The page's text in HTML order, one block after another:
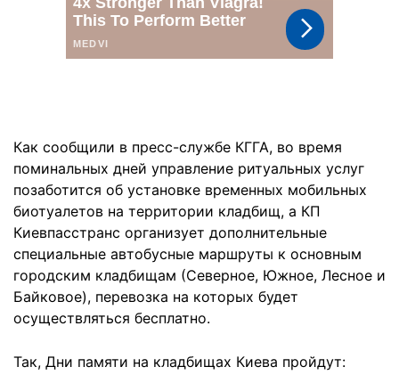
Как сообщили в пресс-службе КГГА, во время
поминальных дней управление ритуальных услуг
позаботится об установке временных мобильных
биотуалетов на территории кладбищ, а КП
Киевпасстранс организует дополнительные
специальные автобусные маршруты к основным
городским кладбищам (Северное, Южное, Лесное и
Байковое), перевозка на которых будет
осуществляться бесплатно.
Так, Дни памяти на кладбищах Киева пройдут: